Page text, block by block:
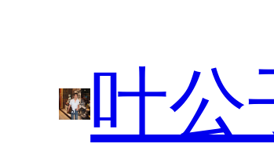
叶公